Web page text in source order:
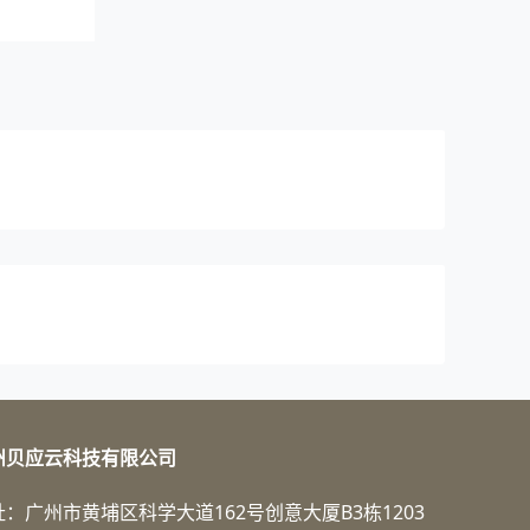
贝应云科技有限公司
：广州市黄埔区科学大道162号创意大厦B3栋1203